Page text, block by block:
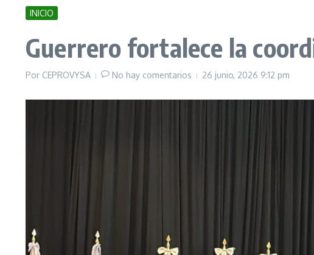
INICIO
Guerrero fortalece la
Por CEPROVYSA No hay comentarios 26 junio, 2026 9:12 pm